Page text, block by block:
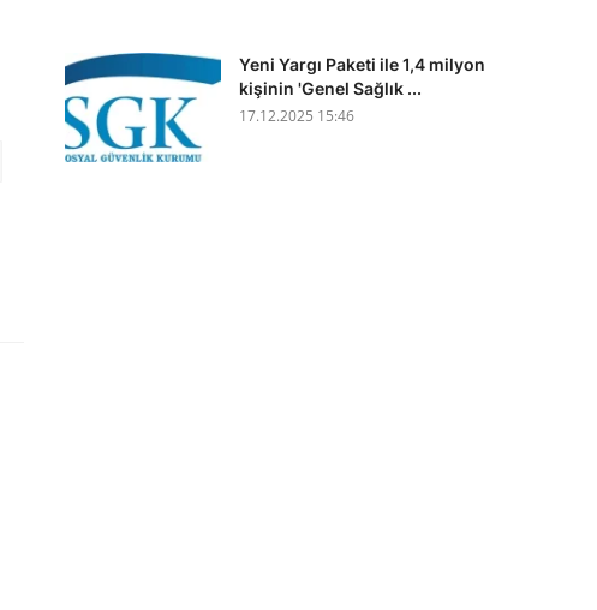
Yeni Yargı Paketi ile 1,4 milyon
kişinin 'Genel Sağlık ...
17.12.2025 15:46